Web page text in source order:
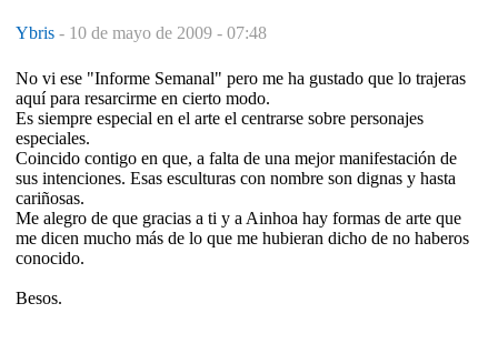
Ybris - 10 de mayo de 2009 - 07:48
No vi ese "Informe Semanal" pero me ha gustado que lo trajeras
aquí para resarcirme en cierto modo.
Es siempre especial en el arte el centrarse sobre personajes
especiales.
Coincido contigo en que, a falta de una mejor manifestación de
sus intenciones. Esas esculturas con nombre son dignas y hasta
cariñosas.
Me alegro de que gracias a ti y a Ainhoa hay formas de arte que
me dicen mucho más de lo que me hubieran dicho de no haberos
conocido.
Besos.